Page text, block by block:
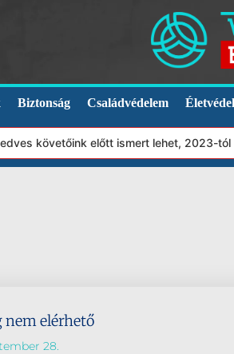
Biztonság Családvédelem
követőink előtt ismert lehet, 2023-tól
nem elérhető
28.